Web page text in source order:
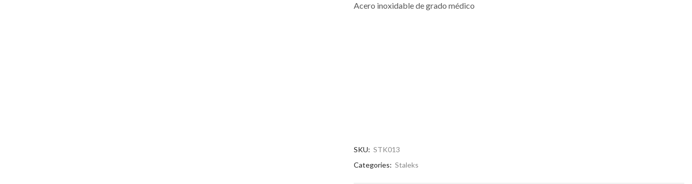
Acero inoxidable de grado médico
SKU: STK013
Categories: Staleks